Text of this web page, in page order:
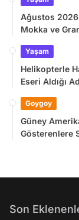
Ağustos
Mokka ve
Yaşam
Helikopterle
Eseri Aldığı
Goygoy
Güney
Gösterenlere
Son